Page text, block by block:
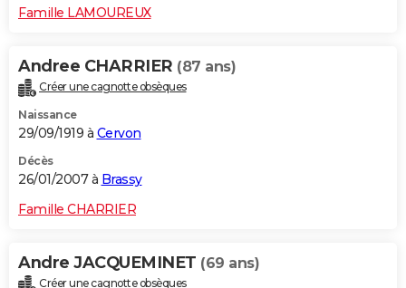
Famille LAMOUREUX
Andree CHARRIER (87 ans)
Créer une cagnotte obsèques
Naissance
29/09/1919 à Cervon
Décès
26/01/2007 à Brassy
Famille CHARRIER
Andre JACQUEMINET (69 ans)
Créer une cagnotte obsèques